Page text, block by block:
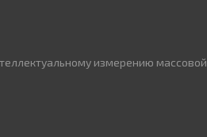
измерению массовой